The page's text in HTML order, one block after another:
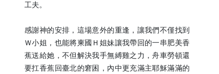
工夫。
感謝神的安排，這場意外的重逢，讓我們不僅找到
Ｗ小姐，也能將柬國Ｈ姐妹讓我帶回的一串肥美香
蕉送給她，不但解決我手無縛雞之力，舟車勞頓還
要扛香蕉回臺北的窘困，內中更充滿主耶穌滿滿的